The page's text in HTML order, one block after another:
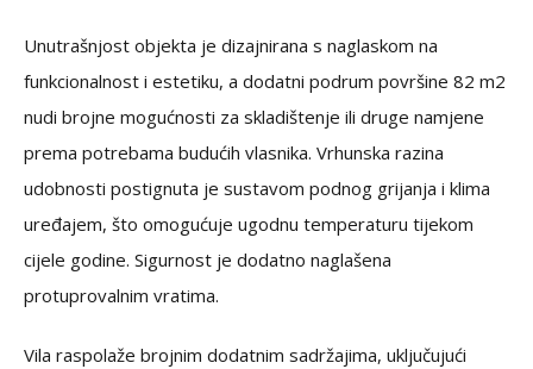
Unutrašnjost objekta je dizajnirana s naglaskom na
funkcionalnost i estetiku, a dodatni podrum površine 82 m2
nudi brojne mogućnosti za skladištenje ili druge namjene
prema potrebama budućih vlasnika. Vrhunska razina
udobnosti postignuta je sustavom podnog grijanja i klima
uređajem, što omogućuje ugodnu temperaturu tijekom
cijele godine. Sigurnost je dodatno naglašena
protuprovalnim vratima.
Vila raspolaže brojnim dodatnim sadržajima, uključujući